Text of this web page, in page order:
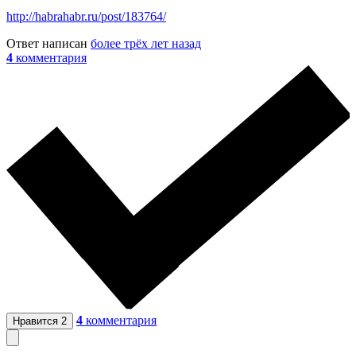
http://habrahabr.ru/post/183764/
Ответ написан более трёх лет назад
4 комментария
Нравится 2 4 комментария